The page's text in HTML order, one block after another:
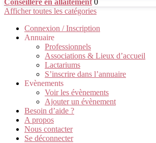
Afficher toutes les catégories
Connexion / Inscription
Annuaire
Professionnels
Associations & Lieux d’accueil
Lactariums
S’inscrire dans l’annuaire
Evènements
Voir les évènements
Ajouter un évènement
Besoin d’aide ?
A propos
Nous contacter
Se déconnecter